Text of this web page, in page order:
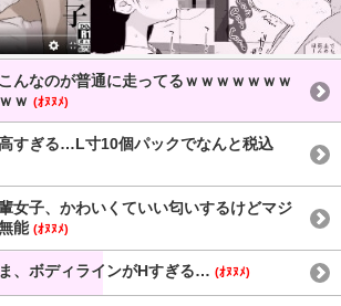
んなのが普通に走ってるｗｗｗｗｗｗｗ
ｗ (ｵﾇﾇﾒ)
高すぎる…L寸10個パックでなんと税込
女子、かわいくていい匂いするけどマジ
能 (ｵﾇﾇﾒ)
ま、ボディラインがHすぎる… (ｵﾇﾇﾒ)